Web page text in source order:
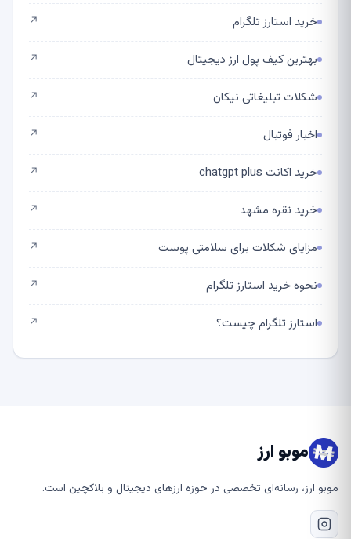
خرید استارز تلگرام ↗
بهترین کیف پول ارز دیجیتال ↗
شکلات تبلیغاتی نیکان ↗
اخبار فوتبال ↗
خرید اکانت chatgpt plus ↗
خرید نقره مشهد ↗
مزایای شکلات برای سلامتی پوست ↗
نحوه خرید استارز تلگرام ↗
استارز تلگرام چیست؟ ↗
موبو ارز
موبو ارز، رسانه‌ای تخصصی در حوزه ارزهای دیجیتال و بلاکچین است.